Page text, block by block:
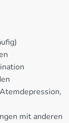
mit anderen